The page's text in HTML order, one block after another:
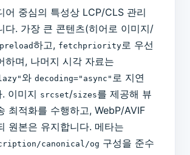
어 중심의 특성상 LCP/CLS 관리
다. 가장 큰 콘텐츠(히어로 이미지/
preload하고, fetchpriority 로 우선
하며, 나머지 시각 자료는
와 decoding="async" 로 지연
이미지 srcset/sizes를 제공해 뷰
최적화를 수행하고, WebP/AVIF
원본은 유지합니다. 메타는
canonical/og 구성을 준수